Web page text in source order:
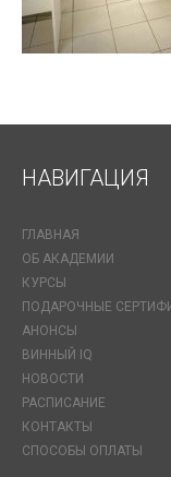
НАВИГАЦИЯ
ГЛАВНАЯ
ОБ АКАДЕМИИ
КУРСЫ
ПОДАРОЧНЫЕ
АНОНСЫ
ВИННЫЙ IQ
НОВОСТИ
РАСПИСАНИЕ
КОНТАКТЫ
СПОСОБЫ ОПЛАТЫ